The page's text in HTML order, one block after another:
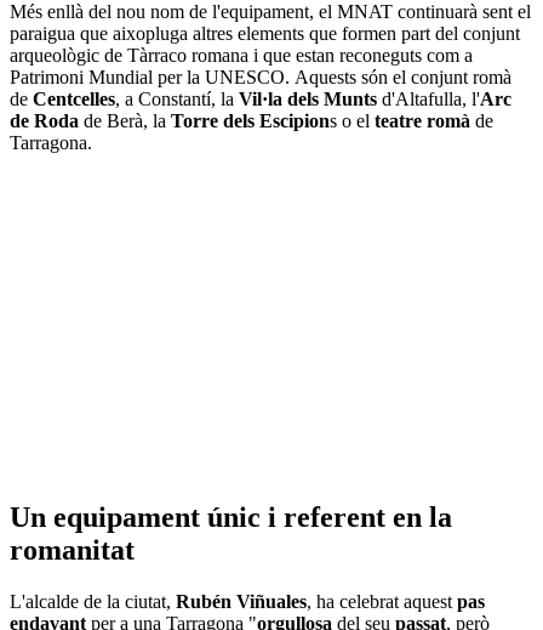
Més enllà del nou nom de l'equipament, el MNAT continuarà sent el
paraigua que aixopluga altres elements que formen part del conjunt
arqueològic de Tàrraco romana i que estan reconeguts com a
Patrimoni Mundial per la UNESCO. Aquests són el conjunt romà
de Centcelles, a Constantí, la Vil·la dels Munts d'Altafulla, l'Arc
de Roda de Berà, la Torre dels Escipions o el teatre romà de
Tarragona.
Un equipament únic i referent en la
romanitat
L'alcalde de la ciutat, Rubén Viñuales, ha celebrat aquest pas
endavant per a una Tarragona "orgullosa del seu passat, però